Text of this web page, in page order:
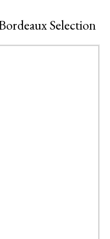
Selection